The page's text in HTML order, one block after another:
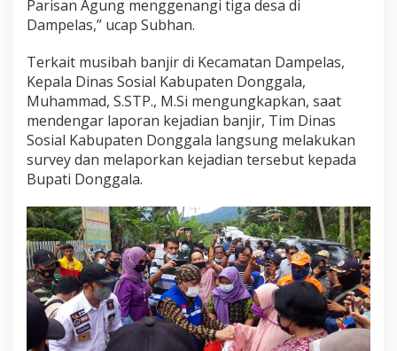
Parisan Agung menggenangi tiga desa di
Dampelas,” ucap Subhan.
Terkait musibah banjir di Kecamatan Dampelas,
Kepala Dinas Sosial Kabupaten Donggala,
Muhammad, S.STP., M.Si mengungkapkan, saat
mendengar laporan kejadian banjir, Tim Dinas
Sosial Kabupaten Donggala langsung melakukan
survey dan melaporkan kejadian tersebut kepada
Bupati Donggala.